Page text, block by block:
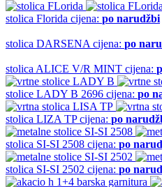
stolica Florida cijena: po narudžbi
stolica DARSENA cijena: po
stolica ALICE V/R MINT cijena:
stolice LADY B 2696 cijena: po
stolica LIZA TP cijena: po
stolica SI-SI 2508 cijena: po
stolica SI-SI 2502 cijena: po